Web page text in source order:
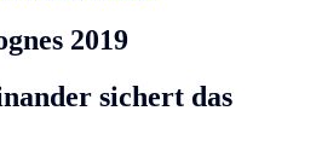
2019
sichert das